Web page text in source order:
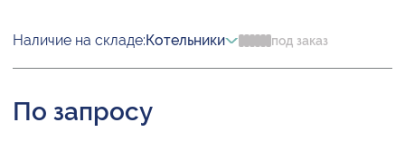
Наличие на складе:Котельники под заказ
По запросу